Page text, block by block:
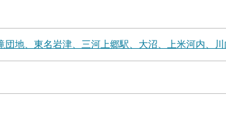
団地、東名岩津、三河上郷駅、大沼、上米河内、